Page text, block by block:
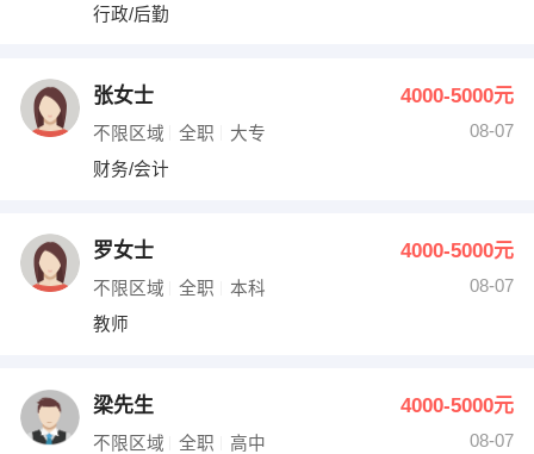
收银员
水电/机修
编辑 法律
其他职位
行政/后勤
张女士 4000-5000元
不限区域 全职 大专
08-07
财务/会计
罗女士 4000-5000元
不限区域 全职 本科
08-07
教师
梁先生 4000-5000元
不限区域 全职 高中
08-07